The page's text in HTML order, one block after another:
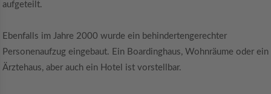
aufgeteilt.
Ebenfalls im Jahre 2000 wurde ein behindertengerechter
Personenaufzug eingebaut. Ein Boardinghaus, Wohnräume oder ein
Ärztehaus, aber auch ein Hotel ist vorstellbar.